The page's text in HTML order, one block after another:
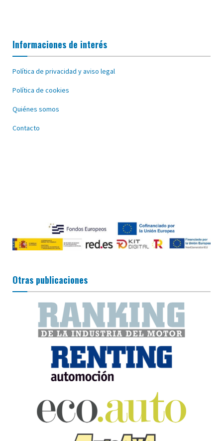
Informaciones de interés
Política de privacidad y aviso legal
Política de cookies
Quiénes somos
Contacto
Otras publicaciones